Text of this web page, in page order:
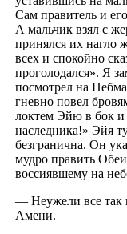
Сам правитель и
А мальчик взял с
принялся их нагло
всех и спокойно
проголодался». Я
посмотрел на
гневно повел
локтем Эйю в бок и
наследника!» Эйя
безгранична. Он
мудро править
воссиявшему на
— Неужели все так
Амени.